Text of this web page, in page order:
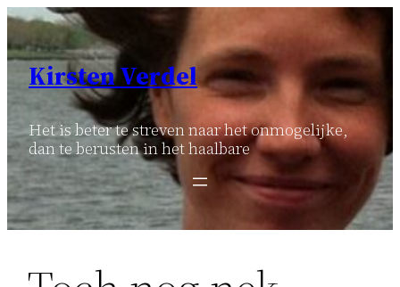
Ga
naar
inhoud
Kirsten Verdel
Het is beter te streven naar het onmogelijke,
dan te berusten in het haalbare